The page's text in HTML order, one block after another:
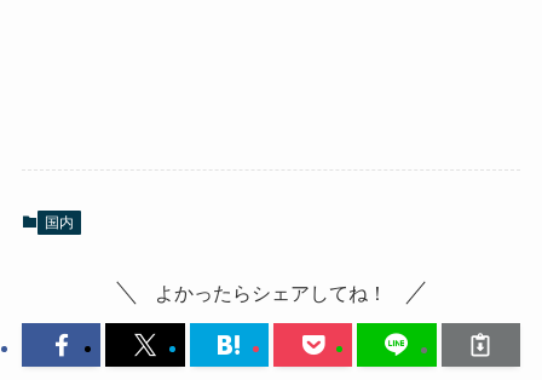
国内
よかったらシェアしてね！